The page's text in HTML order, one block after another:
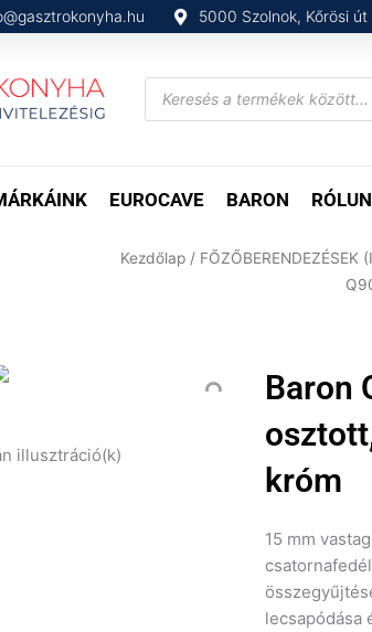
5000 Szolnok, Kőrösi út
Products
search
EUROCAVE BARON
Kezdőlap/ FŐZŐBERENDEZÉSEK
illusztráció(k)
Baron
króm
15 mm
lecsapódása